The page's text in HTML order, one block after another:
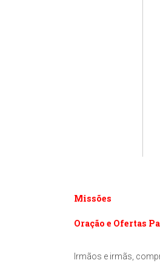
Missões
Oração e Ofertas
Irmãos e irmãs,